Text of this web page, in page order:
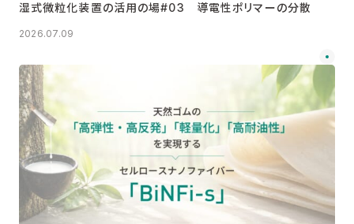
湿式微粒化装置の活用の場#03 導電性ポリマーの分散
2026.07.09